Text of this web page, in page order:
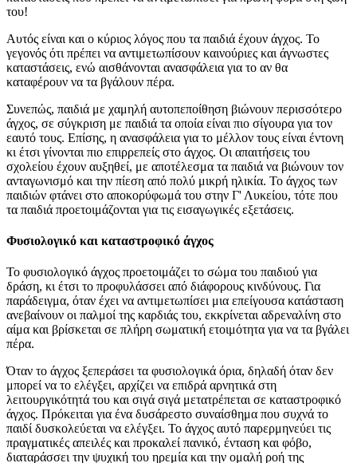
του!
Αυτός είναι και ο κύριος λόγος που τα παιδιά έχουν άγχος. Το
γεγονός ότι πρέπει να αντιμετωπίσουν καινούριες και άγνωστες
καταστάσεις, ενώ αισθάνονται ανασφάλεια για το αν θα
καταφέρουν να τα βγάλουν πέρα.
Συνεπώς, παιδιά με χαμηλή αυτοπεποίθηση βιώνουν περισσότερο
άγχος, σε σύγκριση με παιδιά τα οποία είναι πιο σίγουρα για τον
εαυτό τους. Επίσης, η ανασφάλεια για το μέλλον τους είναι έντονη
κι έτσι γίνονται πιο επιρρεπείς στο άγχος. Οι απαιτήσεις του
σχολείου έχουν αυξηθεί, με αποτέλεσμα τα παιδιά να βιώνουν τον
ανταγωνισμό και την πίεση από πολύ μικρή ηλικία. Το άγχος των
παιδιών φτάνει στο αποκορύφωμά του στην Γ' Λυκείου, τότε που
τα παιδιά προετοιμάζονται για τις εισαγωγικές εξετάσεις.
Φυσιολογικό και καταστροφικό άγχος
Το φυσιολογικό άγχος προετοιμάζει το σώμα του παιδιού για
δράση, κι έτσι το προφυλάσσει από διάφορους κινδύνους. Για
παράδειγμα, όταν έχει να αντιμετωπίσει μια επείγουσα κατάσταση
ανεβαίνουν οι παλμοί της καρδιάς του, εκκρίνεται αδρεναλίνη στο
αίμα και βρίσκεται σε πλήρη σωματική ετοιμότητα για να τα βγάλει
πέρα.
Όταν το άγχος ξεπεράσει τα φυσιολογικά όρια, δηλαδή όταν δεν
μπορεί να το ελέγξει, αρχίζει να επιδρά αρνητικά στη
λειτουργικότητά του και σιγά σιγά μετατρέπεται σε καταστροφικό
άγχος. Πρόκειται για ένα δυσάρεστο συναίσθημα που συχνά το
παιδί δυσκολεύεται να ελέγξει. Το άγχος αυτό παρερμηνεύει τις
πραγματικές απειλές και προκαλεί πανικό, ένταση και φόβο,
διαταράσσει την ψυχική του ηρεμία και την ομαλή ροή της